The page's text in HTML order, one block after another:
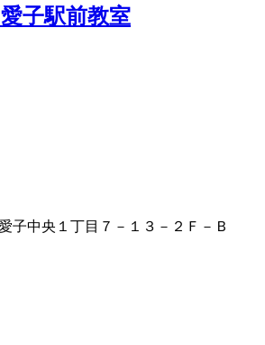
子駅前教室
子中央１丁目７－１３－２Ｆ－Ｂ